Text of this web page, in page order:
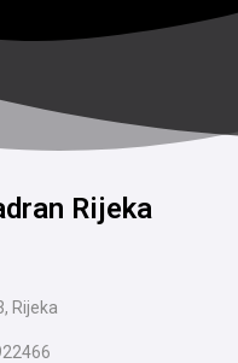
Rijeka
Rijeka